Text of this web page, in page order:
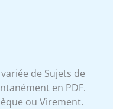
de Sujets de
en PDF.
ou Virement.